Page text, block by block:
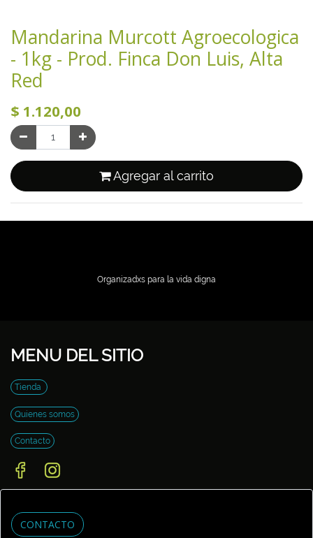
Mandarina Murcott Agroecologica
- 1kg - Prod. Finca Don Luis, Alta
Red
$ 1.120,00
Agregar al carrito
Organizadxs para la vida digna
MENU DEL SITIO
Tienda
Quienes somos
Contacto
CONTACTO